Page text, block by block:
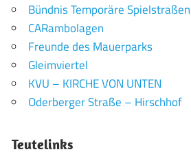
Bündnis Temporäre Spielstraßen
CARambolagen
Freunde des Mauerparks
Gleimviertel
KVU – KIRCHE VON UNTEN
Oderberger Straße – Hirschhof
Teutelinks